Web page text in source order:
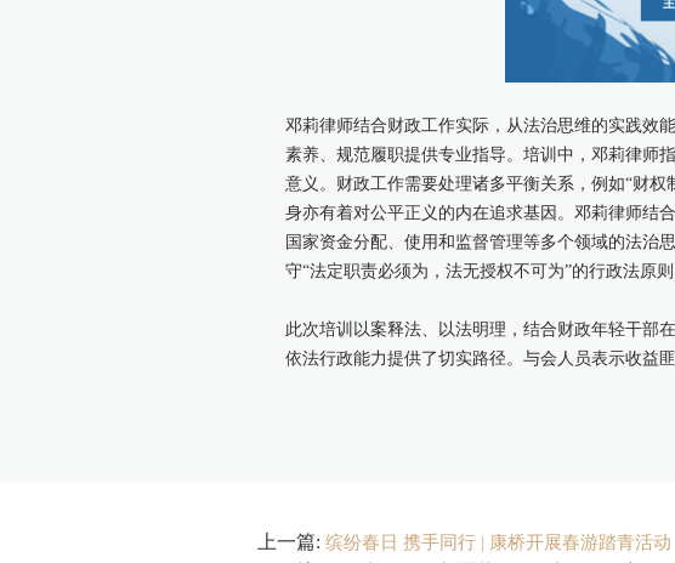
邓莉律师结合财政工作实际，从法治思维的实践效
素养、规范履职提供专业指导。培训中，邓莉律师
意义。财政工作需要处理诸多平衡关系，例如“财权
身亦有着对公平正义的内在追求基因。邓莉律师结
国家资金分配、使用和监督管理等多个领域的法治
守“法定职责必须为，法无授权不可为”的行政法原
此次培训以案释法、以法明理，结合财政年轻干部
依法行政能力提供了切实路径。与会人员表示收益
上一篇: 缤纷春日 携手同行 | 康桥开展春游踏青活动